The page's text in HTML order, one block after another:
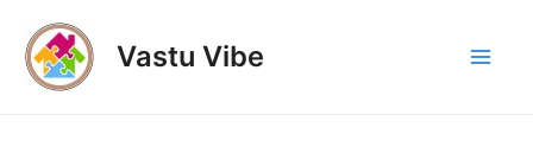
content
Vastu Vibe